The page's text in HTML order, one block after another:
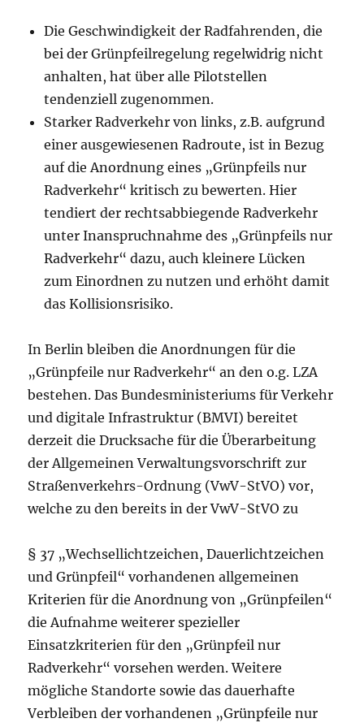
Die Geschwindigkeit der Radfahrenden, die
bei der Grünpfeilregelung regelwidrig nicht
anhalten, hat über alle Pilotstellen
tendenziell zugenommen.
Starker Radverkehr von links, z.B. aufgrund
einer ausgewiesenen Radroute, ist in Bezug
auf die Anordnung eines „Grünpfeils nur
Radverkehr“ kritisch zu bewerten. Hier
tendiert der rechtsabbiegende Radverkehr
unter Inanspruchnahme des „Grünpfeils nur
Radverkehr“ dazu, auch kleinere Lücken
zum Einordnen zu nutzen und erhöht damit
das Kollisionsrisiko.
In Berlin bleiben die Anordnungen für die
„Grünpfeile nur Radverkehr“ an den o.g. LZA
bestehen. Das Bundesministeriums für Verkehr
und digitale Infrastruktur (BMVI) bereitet
derzeit die Drucksache für die Überarbeitung
der Allgemeinen Verwaltungsvorschrift zur
Straßenverkehrs-Ordnung (VwV-StVO) vor,
welche zu den bereits in der VwV-StVO zu
§ 37 „Wechsellichtzeichen, Dauerlichtzeichen
und Grünpfeil“ vorhandenen allgemeinen
Kriterien für die Anordnung von „Grünpfeilen“
die Aufnahme weiterer spezieller
Einsatzkriterien für den „Grünpfeil nur
Radverkehr“ vorsehen werden. Weitere
mögliche Standorte sowie das dauerhafte
Verbleiben der vorhandenen „Grünpfeile nur